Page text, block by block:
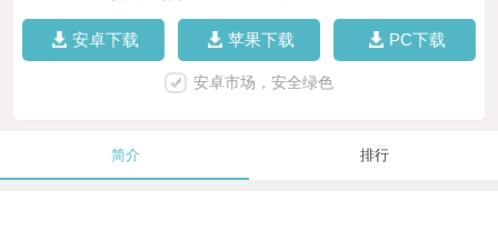
安卓下载 苹果下载 PC下载
安卓市场，安全绿色
简介 排行